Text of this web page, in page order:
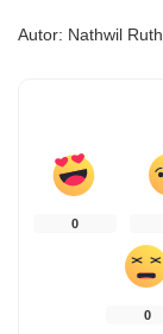
Autor: Nathwil Ruth
0
0